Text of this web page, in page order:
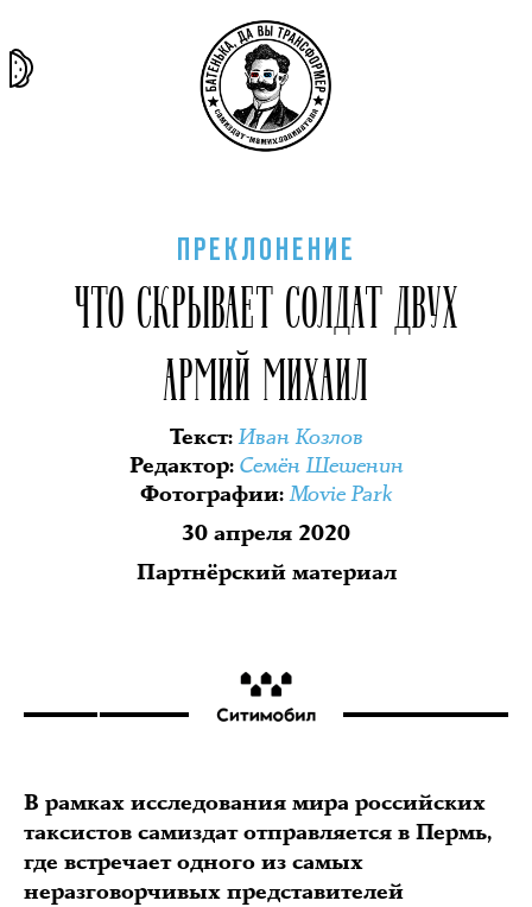
ПРЕКЛОНЕНИЕ
ЧТО СКРЫВАЕТ СОЛДАТ ДВУХ
АРМИЙ МИХАИЛ
Текст:Иван Козлов
Редактор: Семён Шешенин
Фотографии:Movie Park
30 апреля 2020
Партнёрский материал
В рамках исследования мира российских
таксистов самиздат отправляется в Пермь,
где встречает одного из самых
неразговорчивых представителей